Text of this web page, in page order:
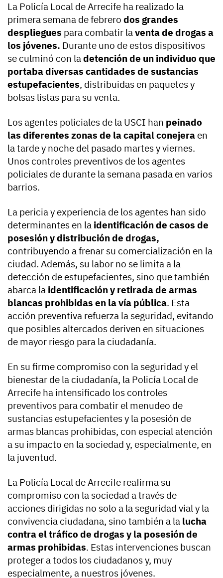
La Policía Local de Arrecife ha realizado la
primera semana de febrero dos grandes
despliegues para combatir laventa de drogas a
los jóvenes. Durante uno de estos dispositivos
se culminó con ladetención de un individuo que
portaba diversas cantidades de sustancias
estupefacientes, distribuidas en paquetes y
bolsas listas para su venta.
Los agentes policiales de la USCI han peinado
las diferentes zonas de la capital conejera en
la tarde y noche del pasado martes y viernes.
Unos controles preventivos de los agentes
policiales de durante la semana pasada en varios
barrios.
La pericia y experiencia de los agentes han sido
determinantes en la identificación de casos de
posesión y distribución de drogas,
contribuyendo a frenar su comercialización en la
ciudad. Además, su labor no se limita a la
detección de estupefacientes, sino que también
abarca la identificación y retirada de armas
blancas prohibidas en la vía pública. Esta
acción preventiva refuerza la seguridad, evitando
que posibles altercados deriven en situaciones
de mayor riesgo para la ciudadanía.
En su firme compromiso con la seguridad y el
bienestar de la ciudadanía, la Policía Local de
Arrecife ha intensificado los controles
preventivos para combatir el menudeo de
sustancias estupefacientes y la posesión de
armas blancas prohibidas, con especial atención
a su impacto en la sociedad y, especialmente, en
la juventud.
La Policía Local de Arrecife reafirma su
compromiso con la sociedad a través de
acciones dirigidas no solo a la seguridad vial y la
convivencia ciudadana, sino también a la lucha
contra el tráfico de drogas y la posesión de
armas prohibidas. Estas intervenciones buscan
proteger a todos los ciudadanos y, muy
especialmente, a nuestros jóvenes.